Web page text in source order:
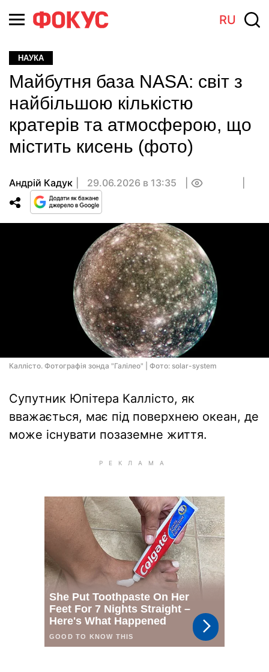
RU
НАУКА
Майбутня база NASA: світ з
найбільшою кількістю
кратерів та атмосферою, що
містить кисень (фото)
Андрій Кадук 29.06.2026 в 13:35
Каллісто. Фотографія зонда "Галілео" | Фото: solar-system
Супутник Юпітера Каллісто, як
вважається, має під поверхнею океан, де
може існувати позаземне життя.